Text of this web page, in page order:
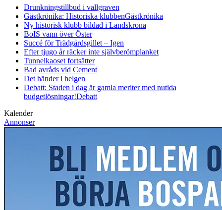
Drunkningstillbud i vallgraven
Gästkrönika: Historiska klubbenGästkrönika
Ny historisk klubb bildad i Landskrona
BoIS vann över Öster
Succé för Trädgårdsgillet – Igen
Efter tjugo år räcker inte självberömplanket
Tunnelkaoset fortsätter
Bad avråds vid Cement
Det händer i helgen
Debatt: Staden i dag är gamla meriter med nutida
budgetlösningar!Debatt
Kalender
Annonser